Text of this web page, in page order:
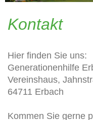
Kontakt
Hier finden Sie uns:
Generationenhilfe
Vereinshaus,
64711 Erbach
Kommen Sie gerne